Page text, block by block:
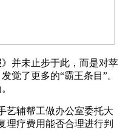
并未止步于此，而是对苹
觉了更多的“霸王条目”。
辅帮工做办公室委托大
理疗费用能否合理进行判